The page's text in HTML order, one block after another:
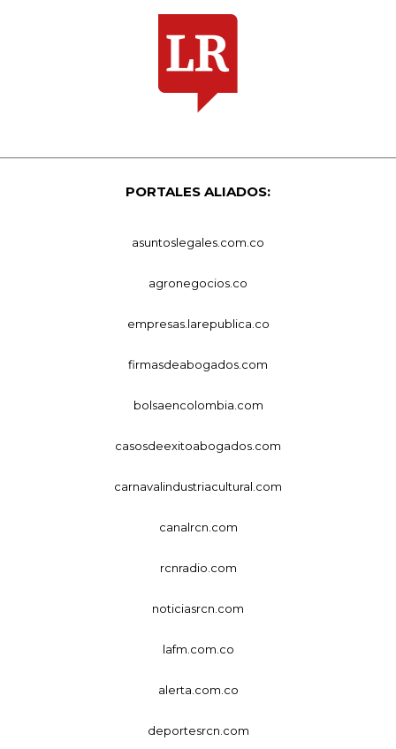
PORTALES ALIADOS:
asuntoslegales.com.co
agronegocios.co
empresas.larepublica.co
firmasdeabogados.com
bolsaencolombia.com
casosdeexitoabogados.com
carnavalindustriacultural.com
canalrcn.com
rcnradio.com
noticiasrcn.com
lafm.com.co
alerta.com.co
deportesrcn.com